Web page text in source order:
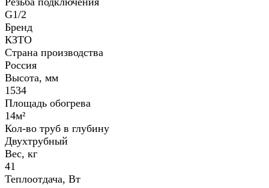
G1/2
Бренд
КЗТО
Страна производства
Россия
Высота, мм
1534
Площадь обогрева
14м²
Кол-во труб в глубину
Двухтрубный
Вес, кг
41
Теплоотдача, Вт